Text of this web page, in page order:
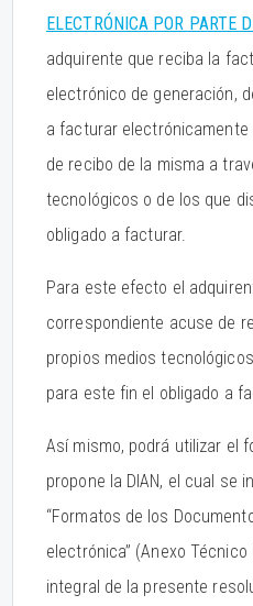
ELECTRÓNICA POR PARTE
adquirente que reciba la
electrónico de generación,
a facturar
de recibo de la misma a
tecnológicos o de los que
obligado a facturar.
Para este efecto el
correspondiente acuse de
propios medios
para este fin el obligado a
Así mismo, podrá utilizar el
propone la DIAN, el cual se
“Formatos de los
electrónica” (Anexo
integral de la presente